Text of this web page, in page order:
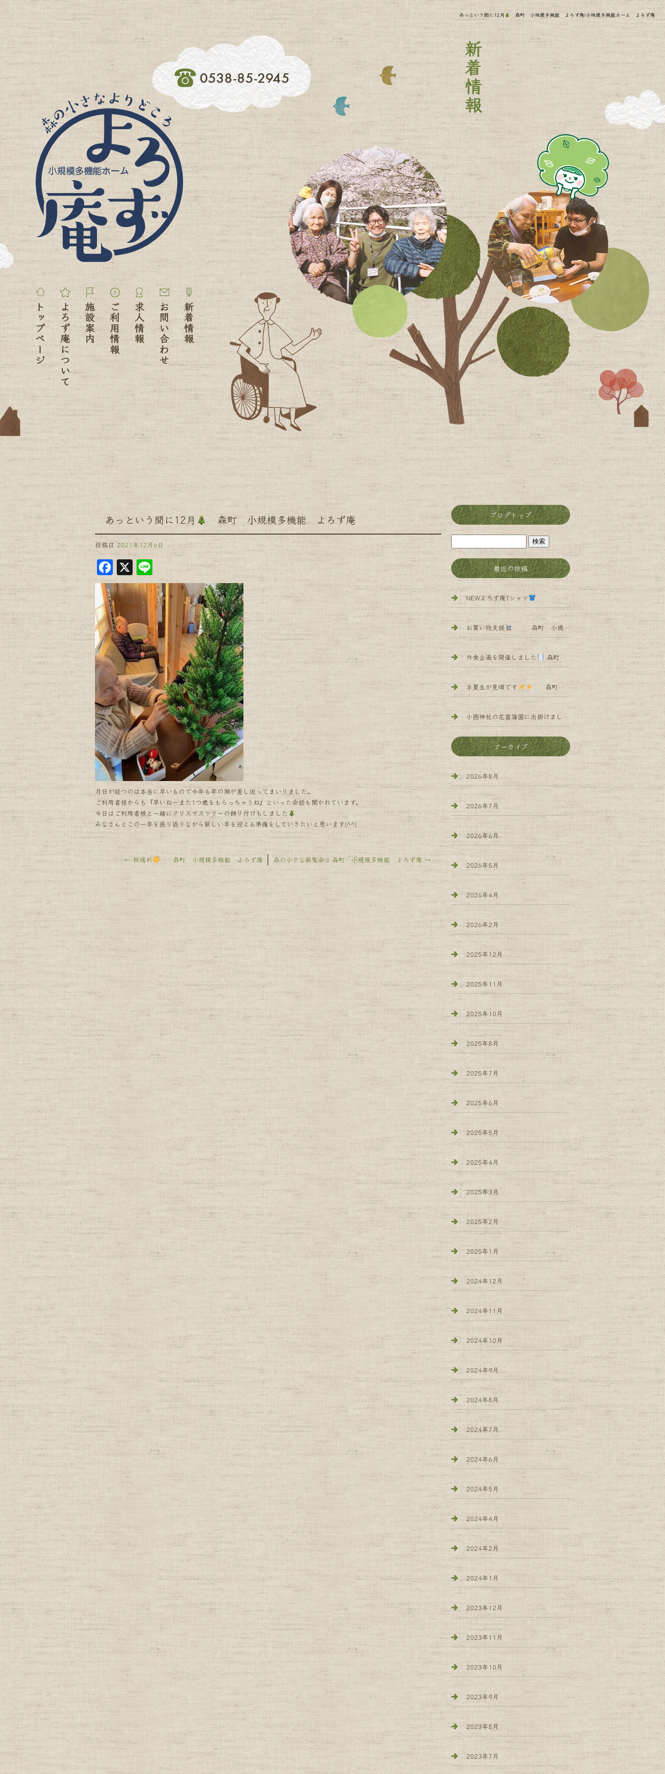
あっという間に12月 森町 小規模多機能 よろず庵|小規模多機能ホーム よろず庵
あっという間に12月 森町 小規模多機能 よろず庵
投稿日 2021年12月6日
F
a
c
e
b
o
o
k
X Li
n
e
月日が経つのは本当に早いもので今年も年の瀬が差し迫ってまいりました。
ご利用者様からも『早いねーまた1つ歳をもらっちゃうね』といった会話も聞かれています。
今日はご利用者様と一緒にクリスマスツリーの飾り付けもしました
みなさんとこの一年を振り返りながら新しい年を迎える準備をしていきたいと思います(^^)
←秋晴れ 森町 小規模多機能 よろず庵 森の小さな展覧会♫ 森町 小規模多機能 よろず庵→
ブログトップ
最近の投稿
NEWよろず庵Tシャツ 森町 小規模多機能 よろず庵
お買い物支援 森町 小規模多機能 よろず庵
外食企画を開催しました 森町 小規模多 機能 よろず庵
半夏生が見頃です 森町 小規模多機能 よろず庵
小國神社の花菖蒲園に出掛けました 森町 小規 模多機能 よ
アーカイブ
2026年8月
2026年7月
2026年6月
2026年5月
2026年4月
2026年2月
2025年12月
2025年11月
2025年10月
2025年8月
2025年7月
2025年6月
2025年5月
2025年4月
2025年3月
2025年2月
2025年1月
2024年12月
2024年11月
2024年10月
2024年9月
2024年8月
2024年7月
2024年6月
2024年5月
2024年4月
2024年2月
2024年1月
2023年12月
2023年11月
2023年10月
2023年9月
2023年8月
2023年7月